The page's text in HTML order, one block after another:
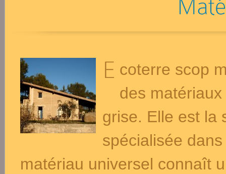
coterre scop
des
grise. Elle est la
spécialisée
matériau universel connaît